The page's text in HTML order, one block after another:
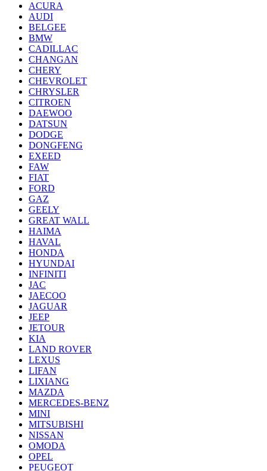
ACURA
AUDI
BELGEE
BMW
CADILLAC
CHANGAN
CHERY
CHEVROLET
CHRYSLER
CITROEN
DAEWOO
DATSUN
DODGE
DONGFENG
EXEED
FAW
FIAT
FORD
GAZ
GEELY
GREAT WALL
HAIMA
HAVAL
HONDA
HYUNDAI
INFINITI
JAC
JAECOO
JAGUAR
JEEP
JETOUR
KIA
LAND ROVER
LEXUS
LIFAN
LIXIANG
MAZDA
MERCEDES-BENZ
MINI
MITSUBISHI
NISSAN
OMODA
OPEL
PEUGEOT